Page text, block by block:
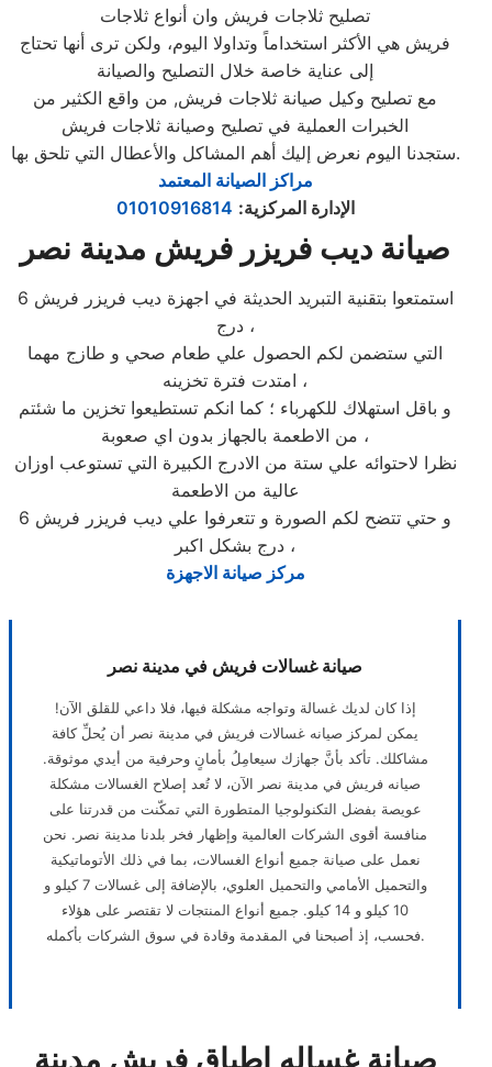
تصليح ثلاجات فريش وان أنواع ثلاجات
فريش هي الأكثر استخداماً وتداولا اليوم، ولكن ترى أنها تحتاج
إلى عناية خاصة خلال التصليح والصيانة
مع تصليح وكيل صيانة ثلاجات فريش, من واقع الكثير من
الخبرات العملية في تصليح وصيانة ثلاجات فريش
ستجدنا اليوم نعرض إليك أهم المشاكل والأعطال التي تلحق بها.
مراكز الصيانة المعتمد
الإدارة المركزية:
01010916814
صيانة ديب فريزر فريش مدينة نصر
استمتعوا بتقنية التبريد الحديثة في اجهزة ديب فريزر فريش 6
درج ،
التي ستضمن لكم الحصول علي طعام صحي و طازج مهما
امتدت فترة تخزينه ،
و باقل استهلاك للكهرباء ؛ كما انكم تستطيعوا تخزين ما شئتم
من الاطعمة بالجهاز بدون اي صعوبة ،
نظرا لاحتوائه علي ستة من الادرج الكبيرة التي تستوعب اوزان
عالية من الاطعمة
و حتي تتضح لكم الصورة و تتعرفوا علي ديب فريزر فريش 6
درج بشكل اكبر ،
مركز صيانة الاجهزة
صيانة غسالات فريش في مدينة نصر
إذا كان لديك غسالة وتواجه مشكلة فيها، فلا داعي للقلق الآن!
يمكن لمركز صيانه غسالات فريش في مدينة نصر أن يُحلِّ كافة
مشاكلك. تأكد بأنَّ جهازك سيعامِلُ بأمانٍ وحرفية من أيدي موثوقة.
صيانه فريش في مدينة نصر الآن، لا تُعد إصلاح الغسالات مشكلة
عويصة بفضل التكنولوجيا المتطورة التي تمكّنت من قدرتنا على
منافسة أقوى الشركات العالمية وإظهار فخر بلدنا مدينة نصر. نحن
نعمل على صيانة جميع أنواع الغسالات، بما في ذلك الأتوماتيكية
والتحميل الأمامي والتحميل العلوي، بالإضافة إلى غسالات 7 كيلو و
10 كيلو و 14 كيلو. جميع أنواع المنتجات لا تقتصر على هؤلاء
فحسب، إذ أصبحنا في المقدمة وقادة في سوق الشركات بأكمله.
صيانة غساله اطباق فريش مدينة